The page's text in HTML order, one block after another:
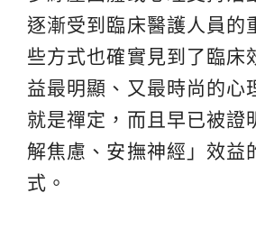
逐漸受到臨床醫護人員的
些方式也確實見到了臨床
益最明顯、又最時尚的心
就是禪定，而且早已被證
解焦慮、安撫神經」效益
式。